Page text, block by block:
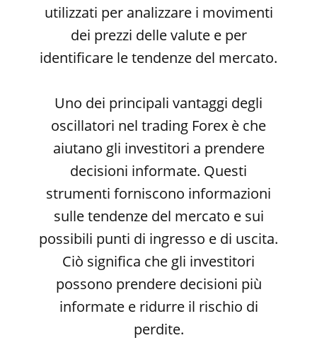
utilizzati per analizzare i movimenti
dei prezzi delle valute e per
identificare le tendenze del mercato.
Uno dei principali vantaggi degli
oscillatori nel trading Forex è che
aiutano gli investitori a prendere
decisioni informate. Questi
strumenti forniscono informazioni
sulle tendenze del mercato e sui
possibili punti di ingresso e di uscita.
Ciò significa che gli investitori
possono prendere decisioni più
informate e ridurre il rischio di
perdite.